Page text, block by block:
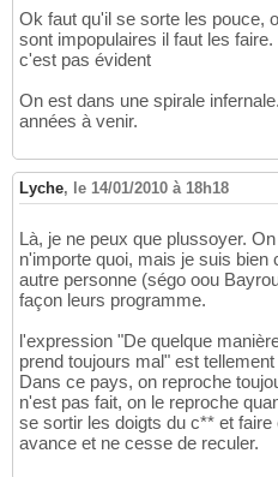
Ok faut qu'il se sorte les pouce,
sont impopulaires il faut les
c'est pas évident
On est dans une spirale
années à venir.
Lyche, le 14/01/2010 à 18h18
Là, je ne peux que plussoyer.
n'importe quoi, mais je suis bien
autre personne (ségo oou
façon leurs programme.
l'expression "De quelque
prend toujours mal" est tellement
Dans ce pays, on reproche
n'est pas fait, on le reproche
se sortir les doigts du c** et
avance et ne cesse de reculer.